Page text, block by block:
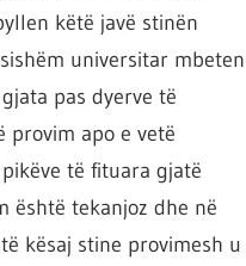
këtë javë stinën
universitar mbeten
pas dyerve të
provim apo e vetë
të fituara gjatë
është tekanjoz dhe në
kësaj stine provimesh u